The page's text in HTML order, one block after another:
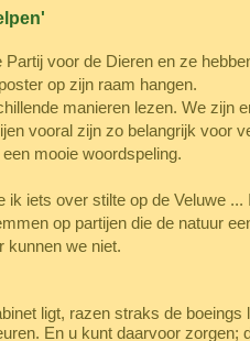
Partij voor de Dieren en ze
op zijn raam hangen.
manieren lezen. We zijn
vooral zijn zo belangrijk voor
mooie woordspeling.
ik iets over stilte op de Veluwe
op partijen die de natuur
kunnen we niet.
ligt, razen straks de
En u kunt daarvoor zorgen;